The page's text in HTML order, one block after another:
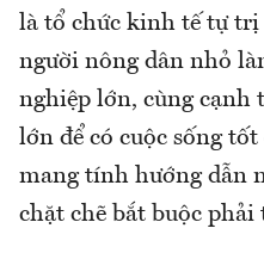
là tổ chức kinh tế tự
người nông dân nhỏ
nghiệp lớn, cùng cạnh
lớn để có cuộc sống
mang tính hướng dẫn
chặt chẽ bắt buộc phải